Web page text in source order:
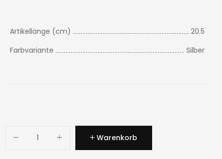
Artikellänge (cm)
20.5
Farbvariante
Silber
Warenkorb